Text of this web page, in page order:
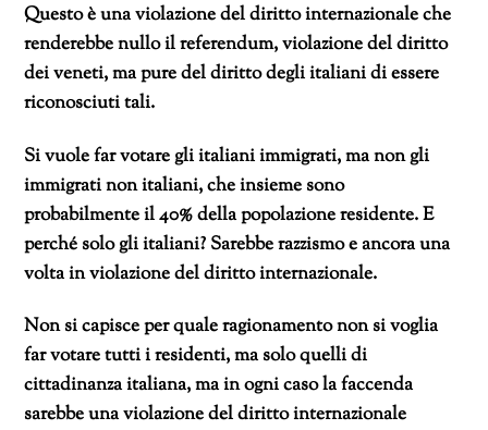
Questo è una violazione del diritto internazionale che
renderebbe nullo il referendum, violazione del diritto
dei veneti, ma pure del diritto degli italiani di essere
riconosciuti tali.
Si vuole far votare gli italiani immigrati, ma non gli
immigrati non italiani, che insieme sono
probabilmente il 40% della popolazione residente. E
perché solo gli italiani? Sarebbe razzismo e ancora una
volta in violazione del diritto internazionale.
Non si capisce per quale ragionamento non si voglia
far votare tutti i residenti, ma solo quelli di
cittadinanza italiana, ma in ogni caso la faccenda
sarebbe una violazione del diritto internazionale